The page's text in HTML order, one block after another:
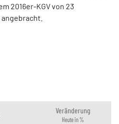
2016er-KGV von 23
Veränderung
Heute in %